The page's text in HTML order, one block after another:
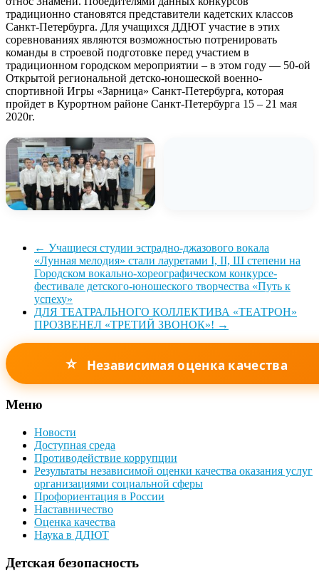
традиционно становятся представители кадетских классов
Санкт-Петербурга. Для учащихся ДДЮТ участие в этих
соревнованиях являются возможностью потренировать
команды в строевой подготовке перед участием в
традиционном городском мероприятии – в этом году — 50-ой
Открытой региональной детско-юношеской военно-
спортивной Игры «Зарница» Санкт-Петербурга, которая
пройдет в Курортном районе Санкт-Петербурга 15 – 21 мая
2020г.
← Учащиеся студии эстрадно-джазового вокала
«Лунная мелодия» стали лауретами I, II, Ш степени на
Городском вокально-хореографическом конкурсе-
фестивале детского-юношеского творчества «Путь к
успеху»
ДЛЯ ТЕАТРАЛЬНОГО КОЛЛЕКТИВА «ТЕАТРОН»
ПРОЗВЕНЕЛ «ТРЕТИЙ ЗВОНОК»! →
⭐ Независимая оценка качества
Меню
Новости
Доступная среда
Противодействие коррупции
Результаты независимой оценки качества оказания услуг
организациями социальной сферы
Профориентация в России
Наставничество
Оценка качества
Наука в ДДЮТ
Детская безопасность